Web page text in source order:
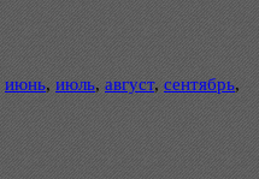
июнь, июль, август, сентябрь,